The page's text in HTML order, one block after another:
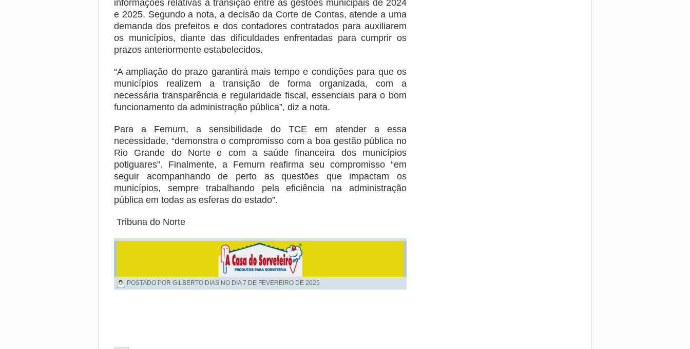
informações relativas à transição entre as gestões municipais de 2024
e 2025. Segundo a nota, a decisão da Corte de Contas, atende a uma
demanda dos prefeitos e dos contadores contratados para auxiliarem
os municípios, diante das dificuldades enfrentadas para cumprir os
prazos anteriormente estabelecidos.
“A ampliação do prazo garantirá mais tempo e condições para que os
municípios realizem a transição de forma organizada, com a
necessária transparência e regularidade fiscal, essenciais para o bom
funcionamento da administração pública”, diz a nota.
Para a Femurn, a sensibilidade do TCE em atender a essa
necessidade, “demonstra o compromisso com a boa gestão pública no
Rio Grande do Norte e com a saúde financeira dos municípios
potiguares”. Finalmente, a Femurn reafirma seu compromisso “em
seguir acompanhando de perto as questões que impactam os
municípios, sempre trabalhando pela eficiência na administração
pública em todas as esferas do estado”.
Tribuna do Norte
POSTADO POR GILBERTO DIAS NO DIA7 DE FEVEREIRO DE 2025